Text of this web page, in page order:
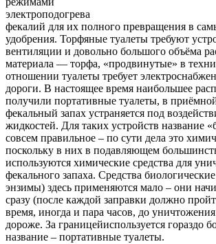
электроподогрева
фекалий для их полного превращения в
удобрения. Торфяные туалеты требуют
вентиляции и довольно большого объёма
материала — торфа, «продвинутые» в
отношении туалеты требует
дороги. В настоящее время наибольшее
получили портативные туалеты, в
фекальный запах устраняется под
жидкостей. Для таких устройств название
совсем правильное – по сути дела это
поскольку в них в подавляющем
используются химические средства для
фекального запаха. Средства
энзимы) здесь применяются мало – они
сразу (после каждой заправки должно
время, иногда и пара часов, до уничтожения
дороже. За границейиспользуется гораздо
название – портативные туалеты.